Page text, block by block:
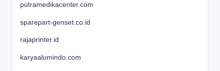
putramedikacenter.com
sparepart-genset.co.id
rajaprinter.id
karyaalumindo.com